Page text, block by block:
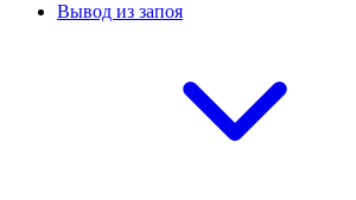
Вывод из запоя